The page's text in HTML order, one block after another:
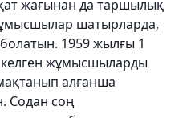
жағынан да таршылық
шатырларда,
1959 жылғы 1
келген жұмысшыларды
алғанша
Содан соң